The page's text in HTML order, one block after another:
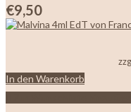
€9,50
In den Warenkorb